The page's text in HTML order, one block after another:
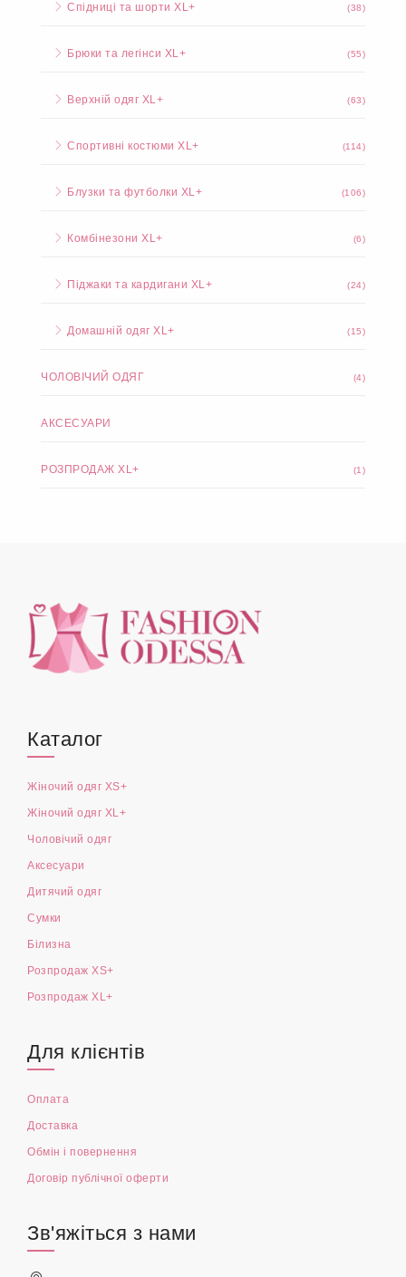
Спідниці та шорти XL+ (38)
Брюки та легінси XL+ (55)
Верхній одяг XL+ (63)
Спортивні костюми XL+ (114)
Блузки та футболки XL+ (106)
Комбінезони XL+ (6)
Піджаки та кардигани XL+ (24)
Домашній одяг XL+ (15)
ЧОЛОВІЧИЙ ОДЯГ (4)
АКСЕСУАРИ
РОЗПРОДАЖ XL+ (1)
Каталог
Жіночий одяг XS+
Жіночий одяг XL+
Чоловічий одяг
Аксесуари
Дитячий одяг
Сумки
Білизна
Розпродаж XS+
Розпродаж XL+
Для клієнтів
Оплата
Доставка
Обмін і повернення
Договір публічної оферти
Зв'яжіться з нами